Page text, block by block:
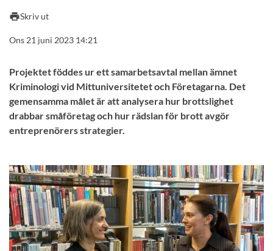
printSkriv ut
Ons 21 juni 2023 14:21
Projektet föddes ur ett samarbetsavtal mellan ämnet
Kriminologi vid Mittuniversitetet och Företagarna. Det
gemensamma målet är att analysera hur brottslighet
drabbar småföretag och hur rädslan för brott avgör
entreprenörers strategier.